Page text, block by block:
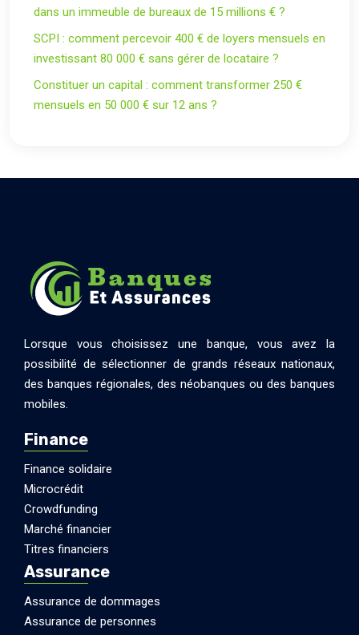
dans un immeuble de bureaux de 15 millions € ?
SCPI : comment percevoir 400 € de loyers mensuels en
investissant 80 000 € sans gérer de locataire ?
Constituer un capital : comment transformer 250 €
mensuels en 50 000 € sur 12 ans ?
Lorsque vous choisissez une banque, vous avez la
possibilité de sélectionner de grands réseaux nationaux,
des banques régionales, des néobanques ou des banques
mobiles.
Finance
Finance solidaire
Microcrédit
Crowdfunding
Marché financier
Titres financiers
Assurance
Assurance de dommages
Assurance de personnes